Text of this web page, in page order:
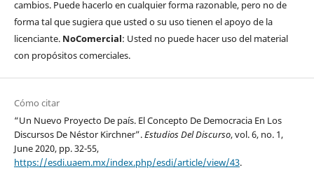
cambios. Puede hacerlo en cualquier forma razonable, pero no de
forma tal que sugiera que usted o su uso tienen el apoyo de la
licenciante. NoComercial: Usted no puede hacer uso del material
con propósitos comerciales.
Cómo citar
“Un Nuevo Proyecto De país. El Concepto De Democracia En Los
Discursos De Néstor Kirchner”.Estudios Del Discurso, vol. 6, no. 1,
June 2020, pp. 32-55,
https://esdi.uaem.mx/index.php/esdi/article/view/43.